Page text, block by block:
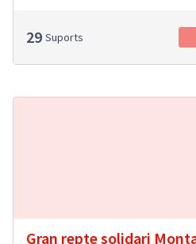
29 Suports
Gran repte solidari